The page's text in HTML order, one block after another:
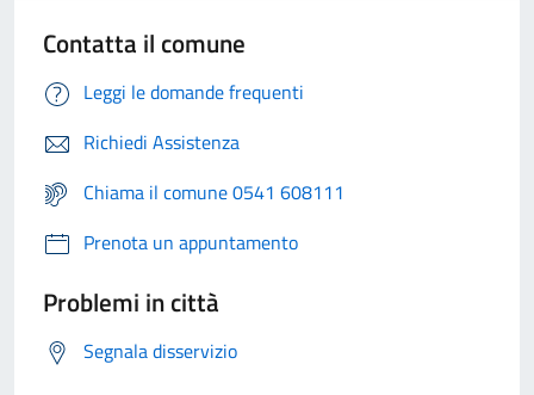
Contatta il comune
Leggi le domande frequenti
Richiedi Assistenza
Chiama il comune 0541 608111
Prenota un appuntamento
Problemi in città
Segnala disservizio